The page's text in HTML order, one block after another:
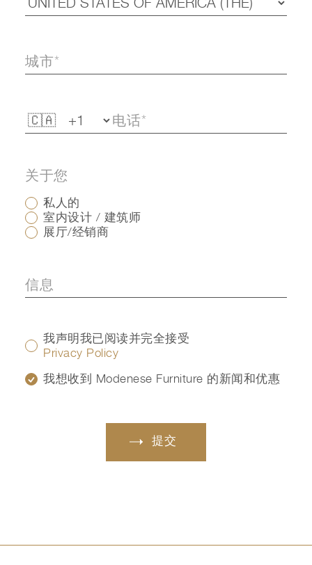
关于您
私人的
室内设计 / 建筑师
展厅/经销商
我声明我已阅读并完全接受
Privacy Policy
我想收到 Modenese Furniture 的新闻和优惠
提交